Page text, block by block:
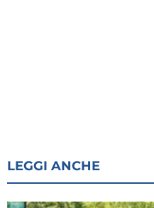
LEGGI ANCHE